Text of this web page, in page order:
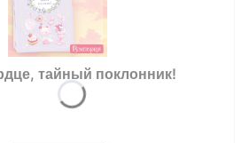
тайный поклонник!